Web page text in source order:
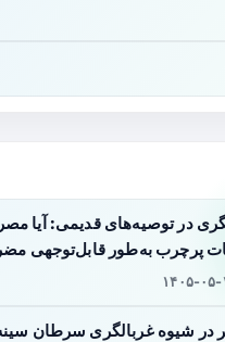
در توصیه‌های قدیمی: آیا
پرچرب به‌طور قابل‌توجهی
۰۵-۱۹
در شیوه غربالگری سرطان